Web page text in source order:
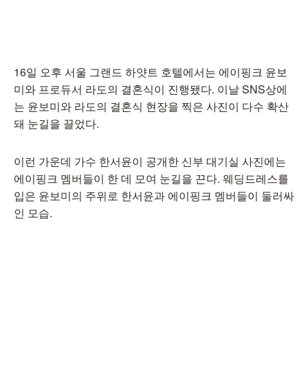
16일 오후 서울 그랜드 하얏트 호텔에서는 에이핑크 윤보
미와 프로듀서 라도의 결혼식이 진행됐다. 이날 SNS상에
는 윤보미와 라도의 결혼식 현장을 찍은 사진이 다수 확산
돼 눈길을 끌었다.
이런 가운데 가수 한서윤이 공개한 신부 대기실 사진에는
에이핑크 멤버들이 한 데 모여 눈길을 끈다. 웨딩드레스를
입은 윤보미의 주위로 한서윤과 에이핑크 멤버들이 둘러싸
인 모습.